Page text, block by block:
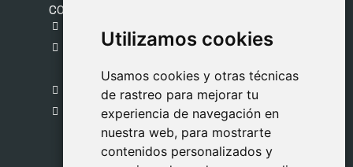
Utilizamos cookies
Usamos cookies y otras técnicas
de rastreo para mejorar tu
experiencia de navegación en
nuestra web, para mostrarte
contenidos personalizados y
Utilizamos cookies
Usamos cookies y otras técnicas
de rastreo para mejorar tu
experiencia de navegación en
nuestra web, para mostrarte
contenidos personalizados y
CONTACTO
C. del Pradillo, 6, 28770 Colmenar Viejo,
Madrid
918 459 877
Lunes a Viernes
09:00 - 13:00